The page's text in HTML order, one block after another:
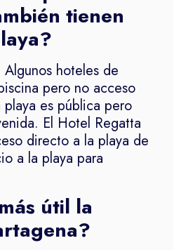
tienen
hoteles de
pero no acceso
es pública pero
El Hotel Regatta
directo a la playa de
a la playa para
útil la